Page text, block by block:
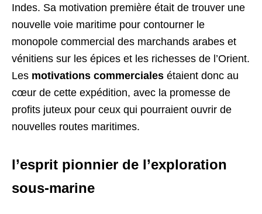
Indes. Sa motivation première était de trouver une
nouvelle voie maritime pour contourner le
monopole commercial des marchands arabes et
vénitiens sur les épices et les richesses de l’Orient.
Les motivations commerciales étaient donc au
cœur de cette expédition, avec la promesse de
profits juteux pour ceux qui pourraient ouvrir de
nouvelles routes maritimes.
l’esprit pionnier de l’exploration
sous-marine